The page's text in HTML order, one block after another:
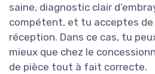
saine, diagnostic clair
compétent, et tu acceptes de
réception. Dans ce cas, tu
mieux que chez le
de pièce tout à fait correcte.